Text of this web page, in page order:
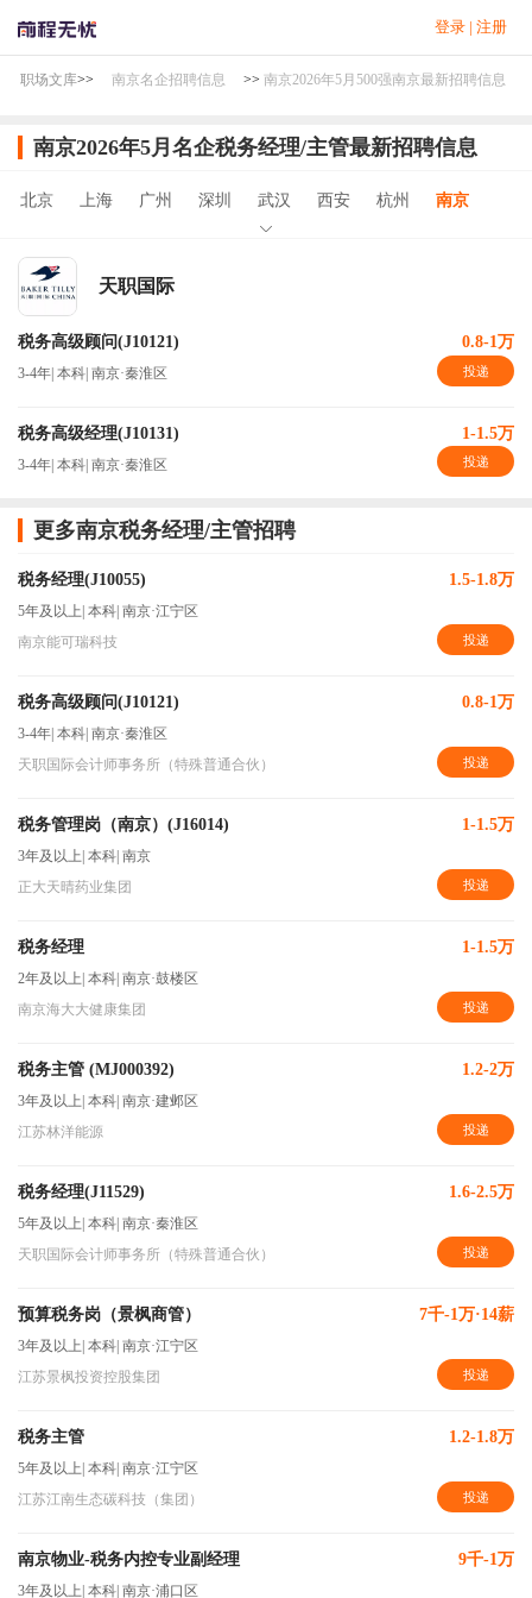
登录 | 注册
职场文库>> 南京名企招聘信息 >> 南京2026年5月500强南京最新招聘信息
南京2026年5月名企税务经理/主管最新招聘信息
北京 上海 广州 深圳 武汉 西安 杭州 南京
天职国际
税务高级顾问(J10121) 0.8-1万
3-4年 本科 南京·秦淮区 投递
税务高级经理(J10131) 1-1.5万
3-4年 本科 南京·秦淮区 投递
更多南京税务经理/主管招聘
税务经理(J10055) 1.5-1.8万
5年及以上 本科 南京·江宁区
南京能可瑞科技
投递
税务高级顾问(J10121) 0.8-1万
3-4年 本科 南京·秦淮区
天职国际会计师事务所（特殊普通合伙）
投递
税务管理岗（南京）(J16014) 1-1.5万
3年及以上 本科 南京
正大天晴药业集团
投递
税务经理 1-1.5万
2年及以上 本科 南京·鼓楼区
南京海大大健康集团
投递
税务主管 (MJ000392) 1.2-2万
3年及以上 本科 南京·建邺区
江苏林洋能源
投递
税务经理(J11529) 1.6-2.5万
5年及以上 本科 南京·秦淮区
天职国际会计师事务所（特殊普通合伙）
投递
预算税务岗（景枫商管） 7千-1万·14薪
3年及以上 本科 南京·江宁区
江苏景枫投资控股集团
投递
税务主管 1.2-1.8万
5年及以上 本科 南京·江宁区
江苏江南生态碳科技（集团）
投递
南京物业-税务内控专业副经理 9千-1万
3年及以上 本科 南京·浦口区